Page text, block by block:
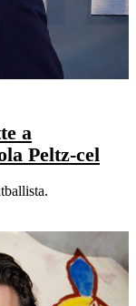
a
Peltz-cel